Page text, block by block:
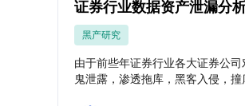
证券行业数据资产泄漏分
黑产研究
由于前些年证券行业各大证券公
鬼泄露，渗透拖库，黑客入侵，撞